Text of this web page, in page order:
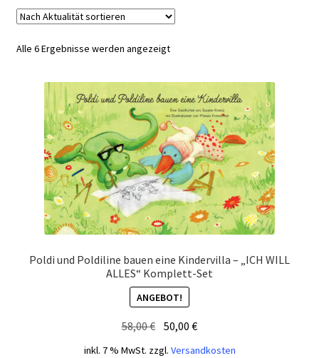
Alle 6 Ergebnisse werden angezeigtNach
Poldi und Poldiline bauen eine Kindervilla – „ICH WILL
ALLES“ Komplett-Set
ANGEBOT!
58,00€ Ursprünglicher
Preis
50,00€Aktueller
Preis
inkl. 7 % MwSt. zzgl. Versandkosten